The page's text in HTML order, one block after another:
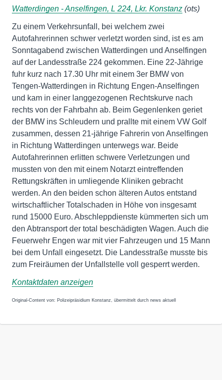
Watterdingen - Anselfingen, L 224, Lkr. Konstanz (ots)
Zu einem Verkehrsunfall, bei welchem zwei
Autofahrerinnen schwer verletzt worden sind, ist es am
Sonntagabend zwischen Watterdingen und Anselfingen
auf der Landesstraße 224 gekommen. Eine 22-Jährige
fuhr kurz nach 17.30 Uhr mit einem 3er BMW von
Tengen-Watterdingen in Richtung Engen-Anselfingen
und kam in einer langgezogenen Rechtskurve nach
rechts von der Fahrbahn ab. Beim Gegenlenken geriet
der BMW ins Schleudern und prallte mit einem VW Golf
zusammen, dessen 21-jährige Fahrerin von Anselfingen
in Richtung Watterdingen unterwegs war. Beide
Autofahrerinnen erlitten schwere Verletzungen und
mussten von den mit einem Notarzt eintreffenden
Rettungskräften in umliegende Kliniken gebracht
werden. An den beiden schon älteren Autos entstand
wirtschaftlicher Totalschaden in Höhe von insgesamt
rund 15000 Euro. Abschleppdienste kümmerten sich um
den Abtransport der total beschädigten Wagen. Auch die
Feuerwehr Engen war mit vier Fahrzeugen und 15 Mann
bei dem Unfall eingesetzt. Die Landesstraße musste bis
zum Freiräumen der Unfallstelle voll gesperrt werden.
Kontaktdaten anzeigen
Original-Content von: Polizeipräsidium Konstanz, übermittelt durch news aktuell